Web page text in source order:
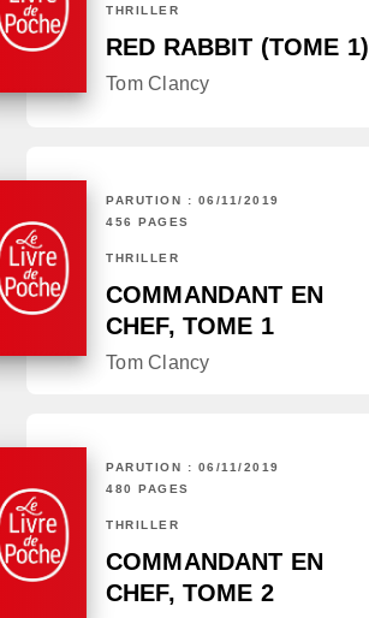
THRILLER
RED RABBIT (TOME 1)
Tom Clancy
PARUTION : 06/11/2019
456 PAGES
THRILLER
COMMANDANT EN
CHEF, TOME 1
Tom Clancy
PARUTION : 06/11/2019
480 PAGES
THRILLER
COMMANDANT EN
CHEF, TOME 2